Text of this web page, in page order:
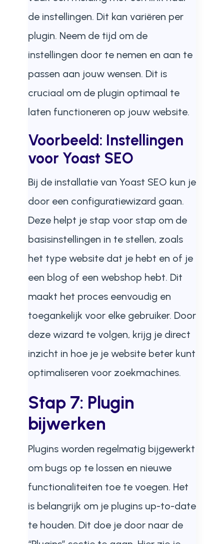
de instellingen. Dit kan variëren per
plugin. Neem de tijd om de
instellingen door te nemen en aan te
passen aan jouw wensen. Dit is
cruciaal om de plugin optimaal te
laten functioneren op jouw website.
Voorbeeld: Instellingen
voor Yoast SEO
Bij de installatie van Yoast SEO kun je
door een configuratiewizard gaan.
Deze helpt je stap voor stap om de
basisinstellingen in te stellen, zoals
het type website dat je hebt en of je
een blog of een webshop hebt. Dit
maakt het proces eenvoudig en
toegankelijk voor elke gebruiker. Door
deze wizard te volgen, krijg je direct
inzicht in hoe je je website beter kunt
optimaliseren voor zoekmachines.
Stap 7: Plugin
bijwerken
Plugins worden regelmatig bijgewerkt
om bugs op te lossen en nieuwe
functionaliteiten toe te voegen. Het
is belangrijk om je plugins up-to-date
te houden. Dit doe je door naar de